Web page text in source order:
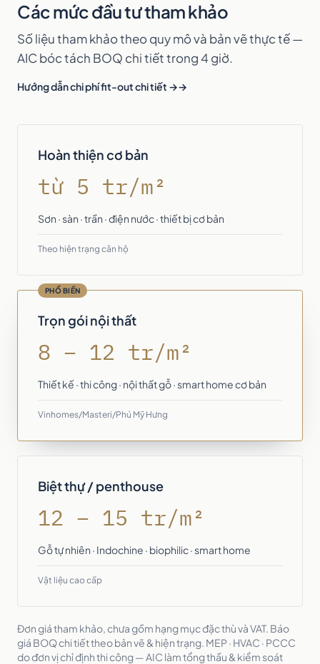
Các mức đầu tư tham khảo
Số liệu tham khảo theo quy mô và bản vẽ thực tế —
AIC bóc tách BOQ chi tiết trong 4 giờ.
Hướng dẫn chi phí fit-out chi tiết →
Hoàn thiện cơ bản
từ 5 tr/m²
Sơn · sàn · trần · điện nước · thiết bị cơ bản
Theo hiện trạng căn hộ
PHỔ BIẾN
Trọn gói nội thất
8 – 12 tr/m²
Thiết kế · thi công · nội thất gỗ · smart home cơ bản
Vinhomes/Masteri/Phú Mỹ Hưng
Biệt thự / penthouse
12 – 15 tr/m²
Gỗ tự nhiên · Indochine · biophilic · smart home
Vật liệu cao cấp
Đơn giá tham khảo, chưa gồm hạng mục đặc thù và VAT. Báo
giá BOQ chi tiết theo bản vẽ & hiện trạng. MEP · HVAC · PCCC
do đơn vị chỉ định thi công — AIC làm tổng thầu & kiểm soát